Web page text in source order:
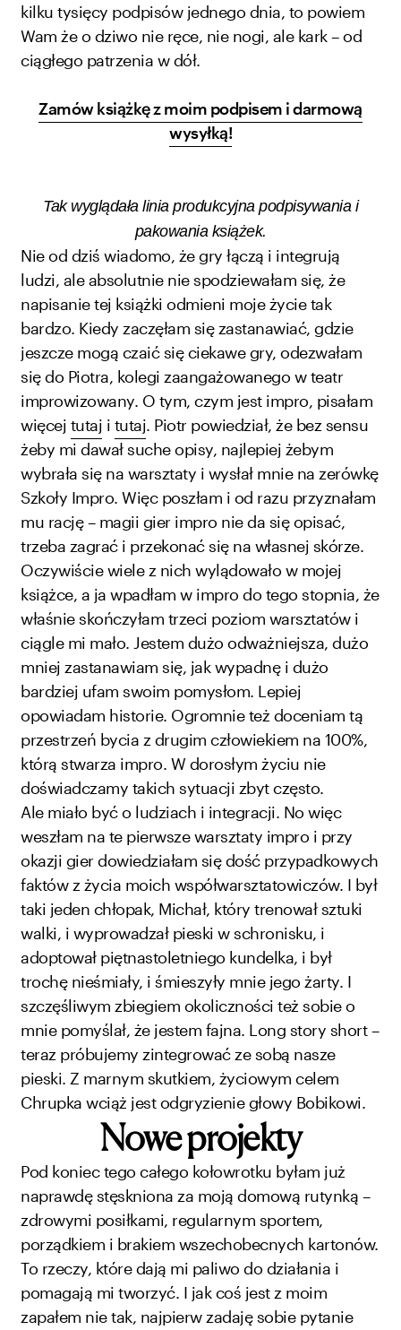
kilku tysięcy podpisów jednego dnia, to powiem
Wam że o dziwo nie ręce, nie nogi, ale kark – od
ciągłego patrzenia w dół.
Zamów książkę z moim podpisem i darmową
wysyłką!
Tak wyglądała linia produkcyjna podpisywania i
pakowania książek.
Nie od dziś wiadomo, że gry łączą i integrują
ludzi, ale absolutnie nie spodziewałam się, że
napisanie tej książki odmieni moje życie tak
bardzo. Kiedy zaczęłam się zastanawiać, gdzie
jeszcze mogą czaić się ciekawe gry, odezwałam
się do Piotra, kolegi zaangażowanego w teatr
improwizowany. O tym, czym jest impro, pisałam
więcej tutaj i tutaj. Piotr powiedział, że bez sensu
żeby mi dawał suche opisy, najlepiej żebym
wybrała się na warsztaty i wysłał mnie na zerówkę
Szkoły Impro. Więc poszłam i od razu przyznałam
mu rację – magii gier impro nie da się opisać,
trzeba zagrać i przekonać się na własnej skórze.
Oczywiście wiele z nich wylądowało w mojej
książce, a ja wpadłam w impro do tego stopnia, że
właśnie skończyłam trzeci poziom warsztatów i
ciągle mi mało. Jestem dużo odważniejsza, dużo
mniej zastanawiam się, jak wypadnę i dużo
bardziej ufam swoim pomysłom. Lepiej
opowiadam historie. Ogromnie też doceniam tą
przestrzeń bycia z drugim człowiekiem na 100%,
którą stwarza impro. W dorosłym życiu nie
doświadczamy takich sytuacji zbyt często.
Ale miało być o ludziach i integracji. No więc
weszłam na te pierwsze warsztaty impro i przy
okazji gier dowiedziałam się dość przypadkowych
faktów z życia moich współwarsztatowiczów. I był
taki jeden chłopak, Michał, który trenował sztuki
walki, i wyprowadzał pieski w schronisku, i
adoptował piętnastoletniego kundelka, i był
trochę nieśmiały, i śmieszyły mnie jego żarty. I
szczęśliwym zbiegiem okoliczności też sobie o
mnie pomyślał, że jestem fajna. Long story short –
teraz próbujemy zintegrować ze sobą nasze
pieski. Z marnym skutkiem, życiowym celem
Chrupka wciąż jest odgryzienie głowy Bobikowi.
Nowe projekty
Pod koniec tego całego kołowrotku byłam już
naprawdę stęskniona za moją domową rutynką –
zdrowymi posiłkami, regularnym sportem,
porządkiem i brakiem wszechobecnych kartonów.
To rzeczy, które dają mi paliwo do działania i
pomagają mi tworzyć. I jak coś jest z moim
zapałem nie tak, najpierw zadaję sobie pytanie